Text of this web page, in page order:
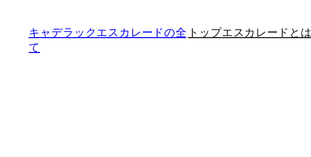
キャデラックエスカレードの全
て
トップエスカレードとは